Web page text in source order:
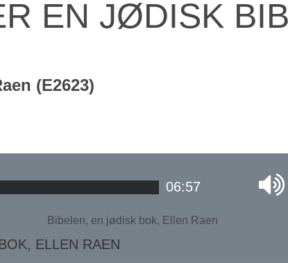
EN JØDISK
(E2623)
06:57
Bibelen, en jødisk bok, Ellen Raen
ELLEN RAEN